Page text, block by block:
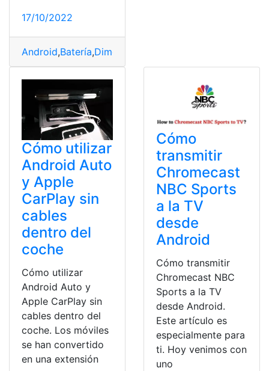
17/10/2022
Android,Batería,Dimensiones
Cómo utilizar
Android Auto
y Apple
CarPlay sin
cables
dentro del
coche
Cómo utilizar
Android Auto y
Apple CarPlay sin
cables dentro del
coche. Los móviles
se han convertido
en una extensión
Cómo
transmitir
Chromecast
NBC Sports
a la TV
desde
Android
Cómo transmitir
Chromecast NBC
Sports a la TV
desde Android.
Este artículo es
especialmente para
ti. Hoy venimos con
uno